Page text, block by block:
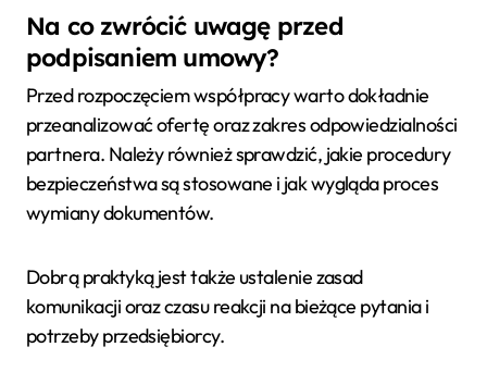
Na co zwrócić uwagę przed
podpisaniem umowy?
Przed rozpoczęciem współpracy warto dokładnie
przeanalizować ofertę oraz zakres odpowiedzialności
partnera. Należy również sprawdzić, jakie procedury
bezpieczeństwa są stosowane i jak wygląda proces
wymiany dokumentów.
Dobrą praktyką jest także ustalenie zasad
komunikacji oraz czasu reakcji na bieżące pytania i
potrzeby przedsiębiorcy.